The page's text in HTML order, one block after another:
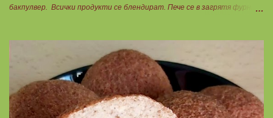
бакпулвер. Всички продукти се блендират. Пече се в загрятя фурна